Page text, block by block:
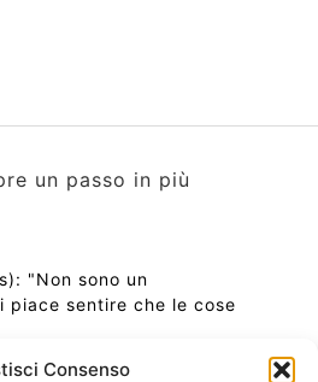
Consenso
un passo in più
"Non sono un
piace sentire che le cose